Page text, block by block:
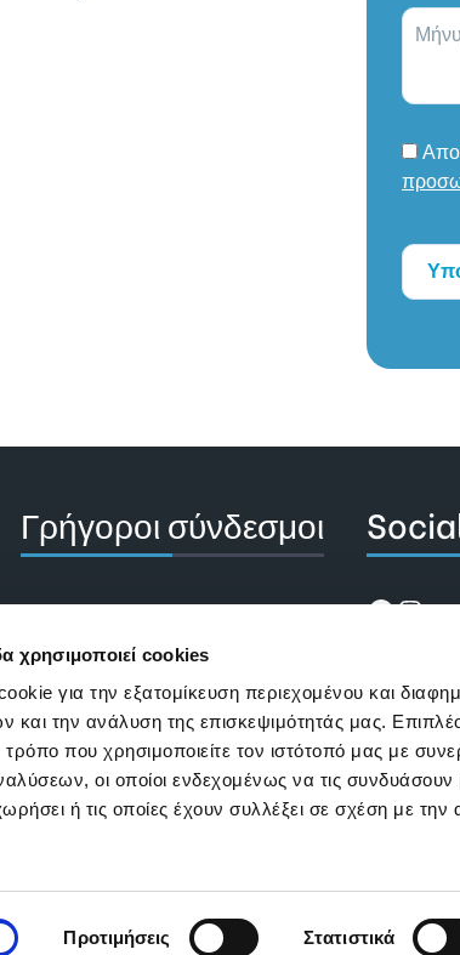
χρησιμοποιεί cookies
για την εξατομίκευση περιεχομένου και
και την ανάλυση της επισκεψιμότητάς μας.
που χρησιμοποιείτε τον ιστότοπό μας με
οι οποίοι ενδεχομένως να τις
ή τις οποίες έχουν συλλέξει σε σχέση με
Προτιμήσεις Στατιστικά
Γρήγοροι σύνδεσμοι
Κλείσε Ραντεβού
Περί διατροφής
Υπολογισμοί
Σχετικά με την Άννα
Πολιτική Cookies
Πολιτική Προστασίας